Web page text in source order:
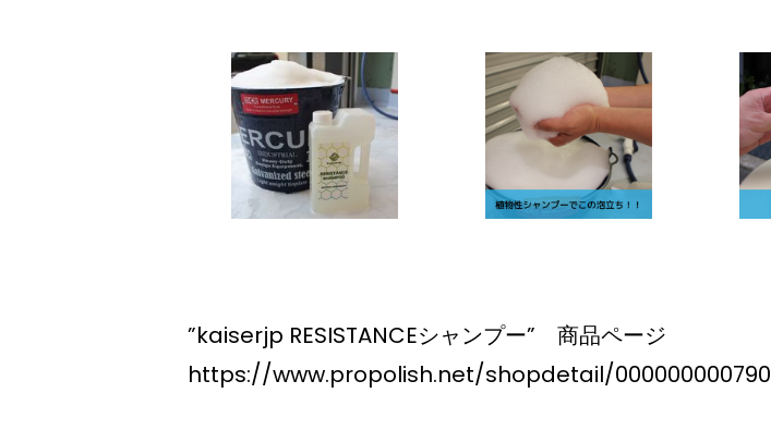
”kaiserjp RESISTANCEシャンプー” 商品ページ
https://www.propolish.net/shopdetail/000000000790